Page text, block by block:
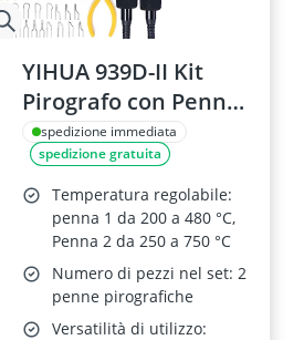
YIHUA 939D-II Kit
Pirografo con Penna
a Filo e Solida
spedizione immediata
spedizione gratuita
Temperatura regolabile:
penna 1 da 200 a 480 °C,
Penna 2 da 250 a 750 °C
Numero di pezzi nel set: 2
penne pirografiche
Versatilità di utilizzo: